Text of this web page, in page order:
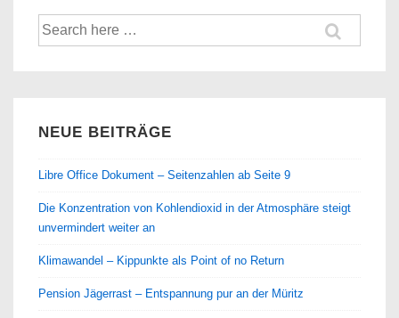
Suche
nach:
NEUE BEITRÄGE
Libre Office Dokument – Seitenzahlen ab Seite 9
Die Konzentration von Kohlendioxid in der Atmosphäre steigt
unvermindert weiter an
Klimawandel – Kippunkte als Point of no Return
Pension Jägerrast – Entspannung pur an der Müritz